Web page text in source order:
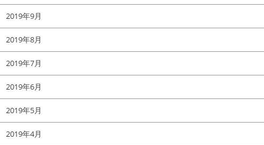
2019年9月
2019年8月
2019年7月
2019年6月
2019年5月
2019年4月